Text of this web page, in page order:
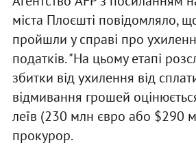
міста Плоєшті повідомляло,
пройшли у справі про
податків. "На цьому етапі
збитки від ухилення від
відмивання грошей
леїв (230 млн євро або $290
прокурор.